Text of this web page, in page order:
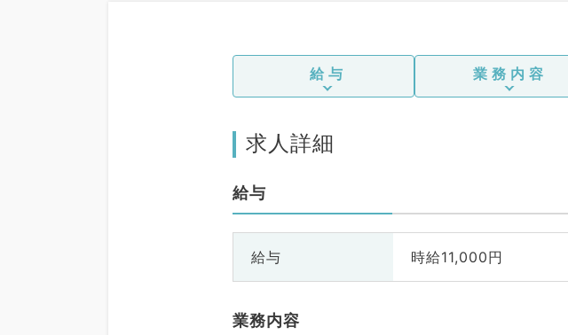
給与 業務内容
求人詳細
給与
給与 時給11,000円
業務内容